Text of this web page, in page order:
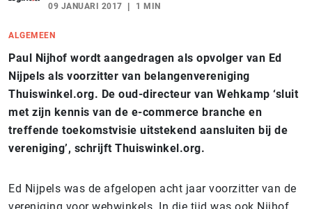
09 JANUARI 2017 1 MIN
ALGEMEEN
Paul Nijhof wordt aangedragen als opvolger van Ed
Nijpels als voorzitter van belangenvereniging
Thuiswinkel.org. De oud-directeur van Wehkamp ‘sluit
met zijn kennis van de e-commerce branche en
treffende toekomstvisie uitstekend aansluiten bij de
vereniging’, schrijft Thuiswinkel.org.
Ed Nijpels was de afgelopen acht jaar voorzitter van de
vereniging voor webwinkels. In die tijd was ook Nijhof